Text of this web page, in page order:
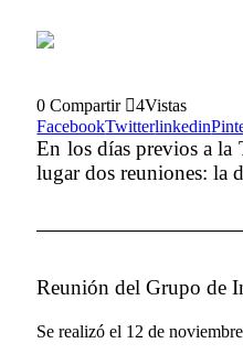
0Compartir 4Vistas
FacebookTwitterlinkedin
En los días previos a
lugar dos reuniones: la
Reunión del Grupo de
Se realizó el 12 de